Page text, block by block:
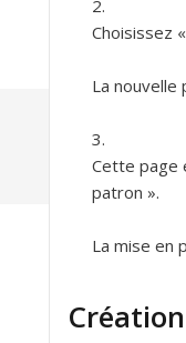
Choisissez
La
Cette page
patron ».
La mise en